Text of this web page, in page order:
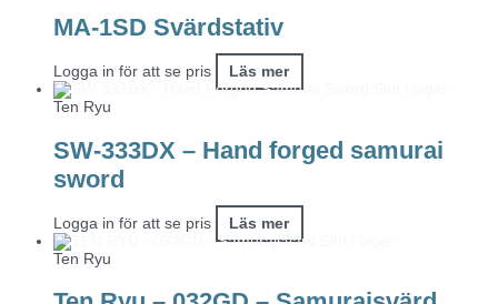
MA-1SD Svärdstativ
Logga in för att se pris
Läs mer
Ten Ryu
SW-333DX – Hand forged samurai
sword
Logga in för att se pris
Läs mer
Ten Ryu